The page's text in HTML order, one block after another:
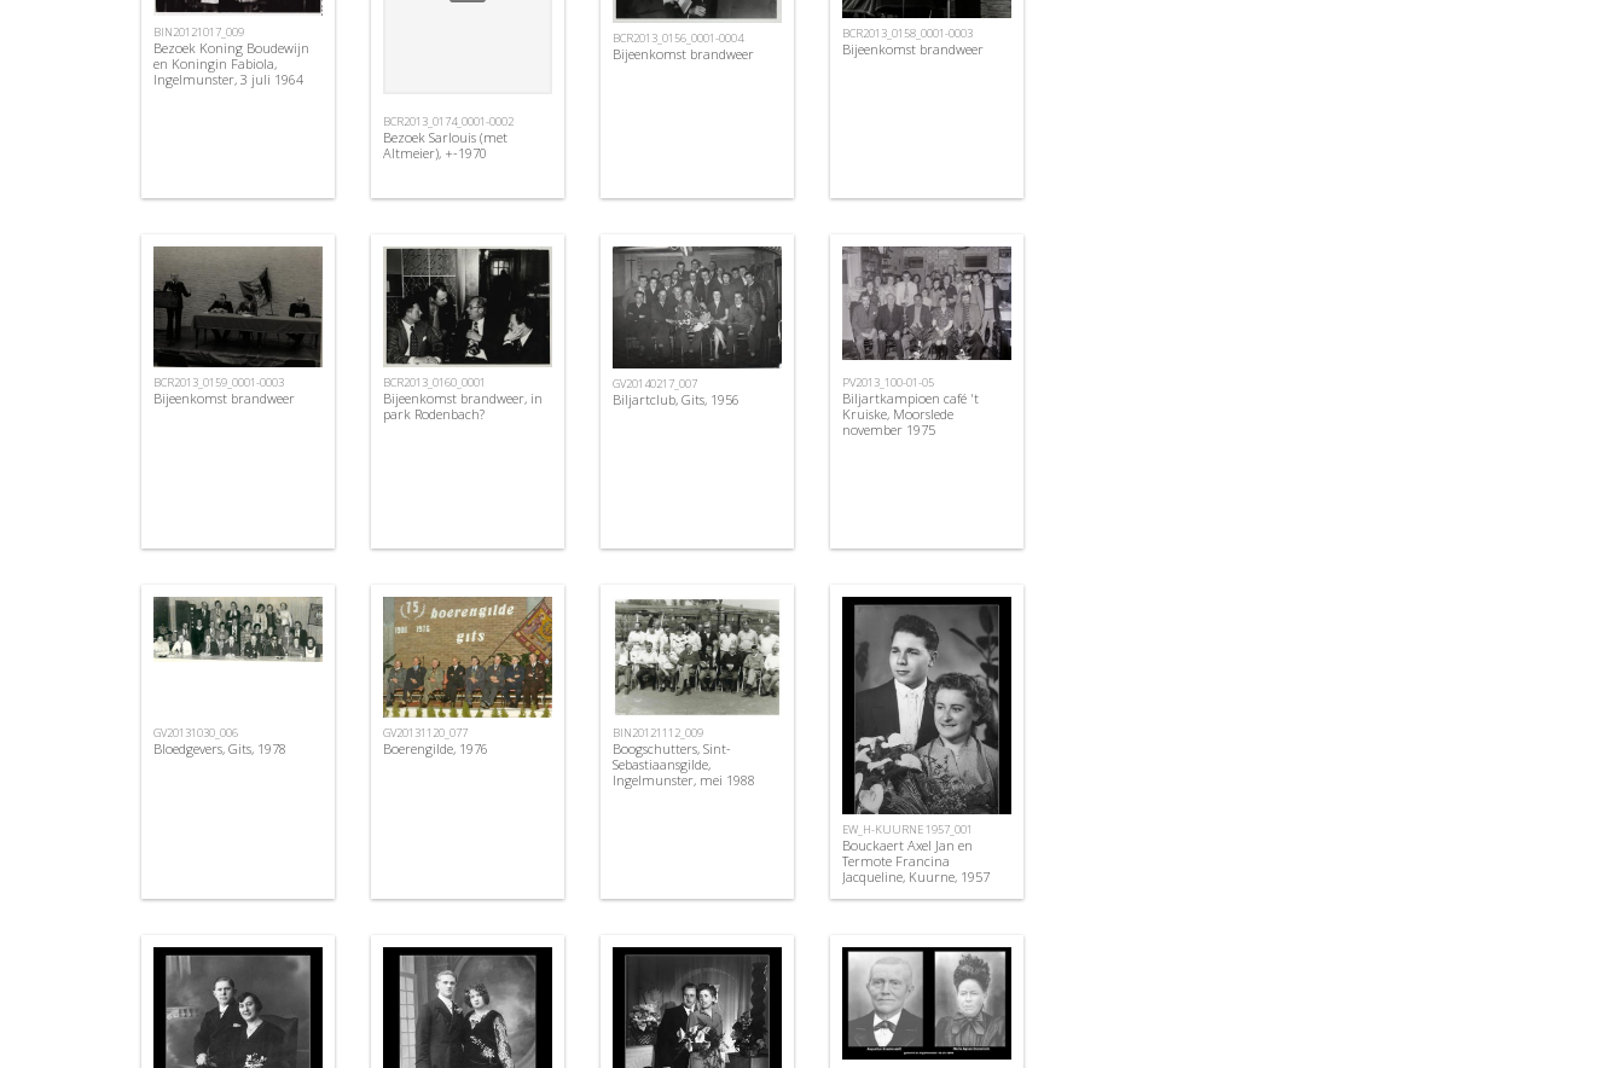
BIN20121017_009
Bezoek Koning Boudewijn
en Koningin Fabiola,
Ingelmunster, 3 juli 1964
BCR2013_0174_0001-0002
Bezoek Sarlouis (met
Altmeier), +-1970
BCR2013_0156_0001-0004
Bijeenkomst brandweer
BCR2013_0158_0001-0003
Bijeenkomst brandweer
BCR2013_0159_0001-0003
Bijeenkomst brandweer
BCR2013_0160_0001
Bijeenkomst brandweer, in
park Rodenbach?
GV20140217_007
Biljartclub, Gits, 1956
PV2013_100-01-05
Biljartkampioen café 't
Kruiske, Moorslede
november 1975
GV20131030_006
Bloedgevers, Gits, 1978
GV20131120_077
Boerengilde, 1976
BIN20121112_009
Boogschutters, Sint-
Sebastiaansgilde,
Ingelmunster, mei 1988
EW_H-KUURNE 1957_001
Bouckaert Axel Jan en
Termote Francina
Jacqueline, Kuurne, 1957